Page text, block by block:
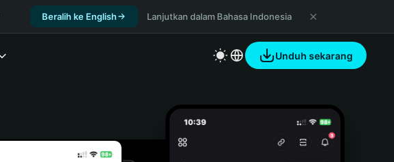
Beralih ke English Lanjutkan dalam Bahasa Indonesia
Unduh sekarang